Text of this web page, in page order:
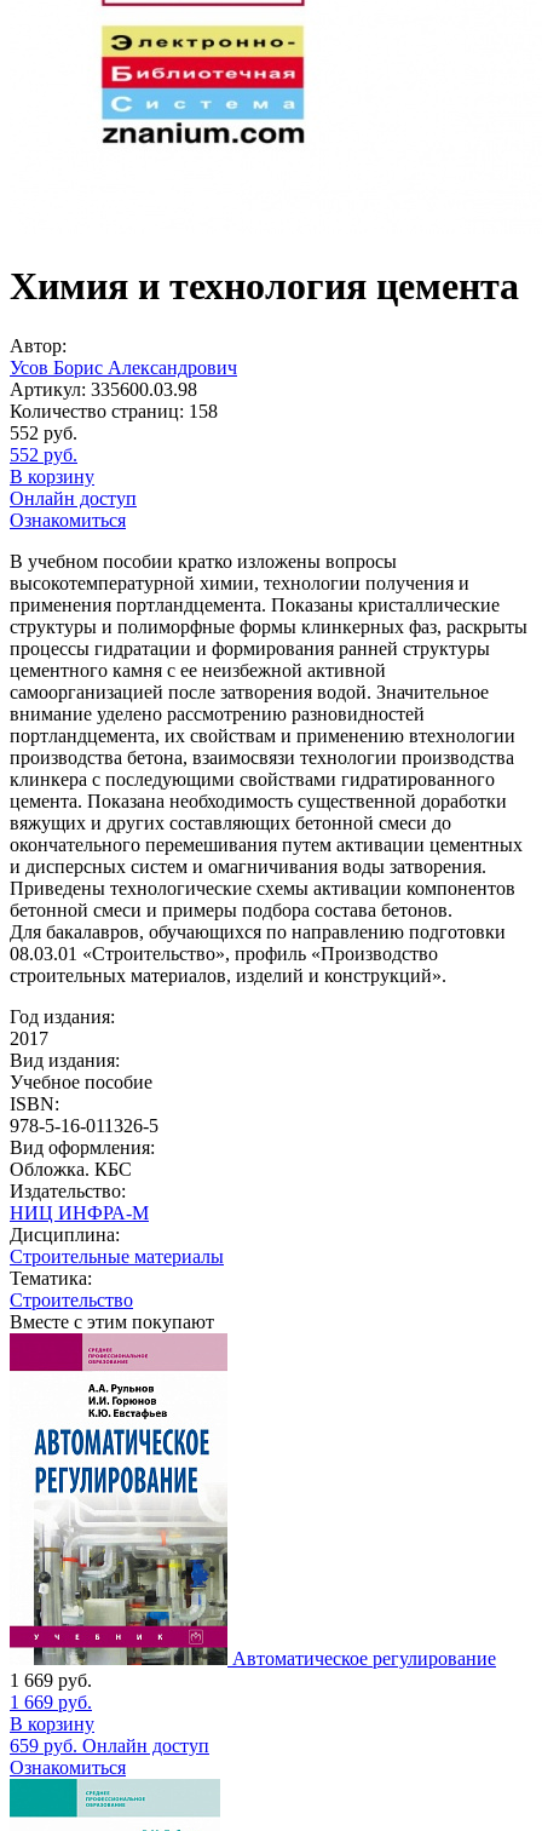
Химия и технология цемента
Автор:
Усов Борис Александрович
Артикул: 335600.03.98
Количество страниц: 158
552 руб.
552 руб.
В корзину
Онлайн доступ
Ознакомиться
В учебном пособии кратко изложены вопросы
высокотемпературной химии, технологии получения и
применения портландцемента. Показаны кристаллические
структуры и полиморфные формы клинкерных фаз, раскрыты
процессы гидратации и формирования ранней структуры
цементного камня с ее неизбежной активной
самоорганизацией после затворения водой. Значительное
внимание уделено рассмотрению разновидностей
портландцемента, их свойствам и применению втехнологии
производства бетона, взаимосвязи технологии производства
клинкера с последующими свойствами гидратированного
цемента. Показана необходимость существенной доработки
вяжущих и других составляющих бетонной смеси до
окончательного перемешивания путем активации цементных
и дисперсных систем и омагничивания воды затворения.
Приведены технологические схемы активации компонентов
бетонной смеси и примеры подбора состава бетонов.
Для бакалавров, обучающихся по направлению подготовки
08.03.01 «Строительство», профиль «Производство
строительных материалов, изделий и конструкций».
Год издания:
2017
Вид издания:
Учебное пособие
ISBN:
978-5-16-011326-5
Вид оформления:
Обложка. КБС
Издательство:
НИЦ ИНФРА-М
Дисциплина:
Строительные материалы
Тематика:
Строительство
Вместе с этим покупают
Автоматическое регулирование
1 669 руб.
1 669 руб.
В корзину
659 руб. Онлайн доступ
Ознакомиться